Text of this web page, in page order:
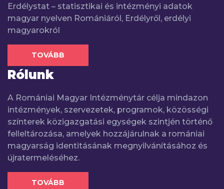
Erdélystat – statisztikai és intézményi adatok
magyar nyelven Romániáról, Erdélyről, erdélyi
magyarokról
TOVÁBB
Rólunk
A Romániai Magyar Intézménytár célja mindazon
intézmények, szervezetek, programok, közösségi
színterek közigazgatási egységek szintjén történő
felleltározása, amelyek hozzájárulnak a romániai
magyarság identitásának megnyilvánításához és
újratermeléséhez.
TOVÁBB